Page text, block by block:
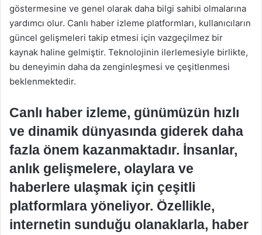
göstermesine ve genel olarak daha bilgi sahibi olmalarına
yardımcı olur. Canlı haber izleme platformları, kullanıcıların
güncel gelişmeleri takip etmesi için vazgeçilmez bir
kaynak haline gelmiştir. Teknolojinin ilerlemesiyle birlikte,
bu deneyimin daha da zenginleşmesi ve çeşitlenmesi
beklenmektedir.
Canlı haber izleme, günümüzün hızlı
ve dinamik dünyasında giderek daha
fazla önem kazanmaktadır. İnsanlar,
anlık gelişmelere, olaylara ve
haberlere ulaşmak için çeşitli
platformlara yöneliyor. Özellikle,
internetin sunduğu olanaklarla, haber